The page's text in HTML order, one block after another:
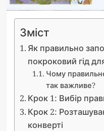
Зміст
Як правильно
покроковий гід
Чому
так важливе?
Крок 1: Вибір
Крок 2:
конверті